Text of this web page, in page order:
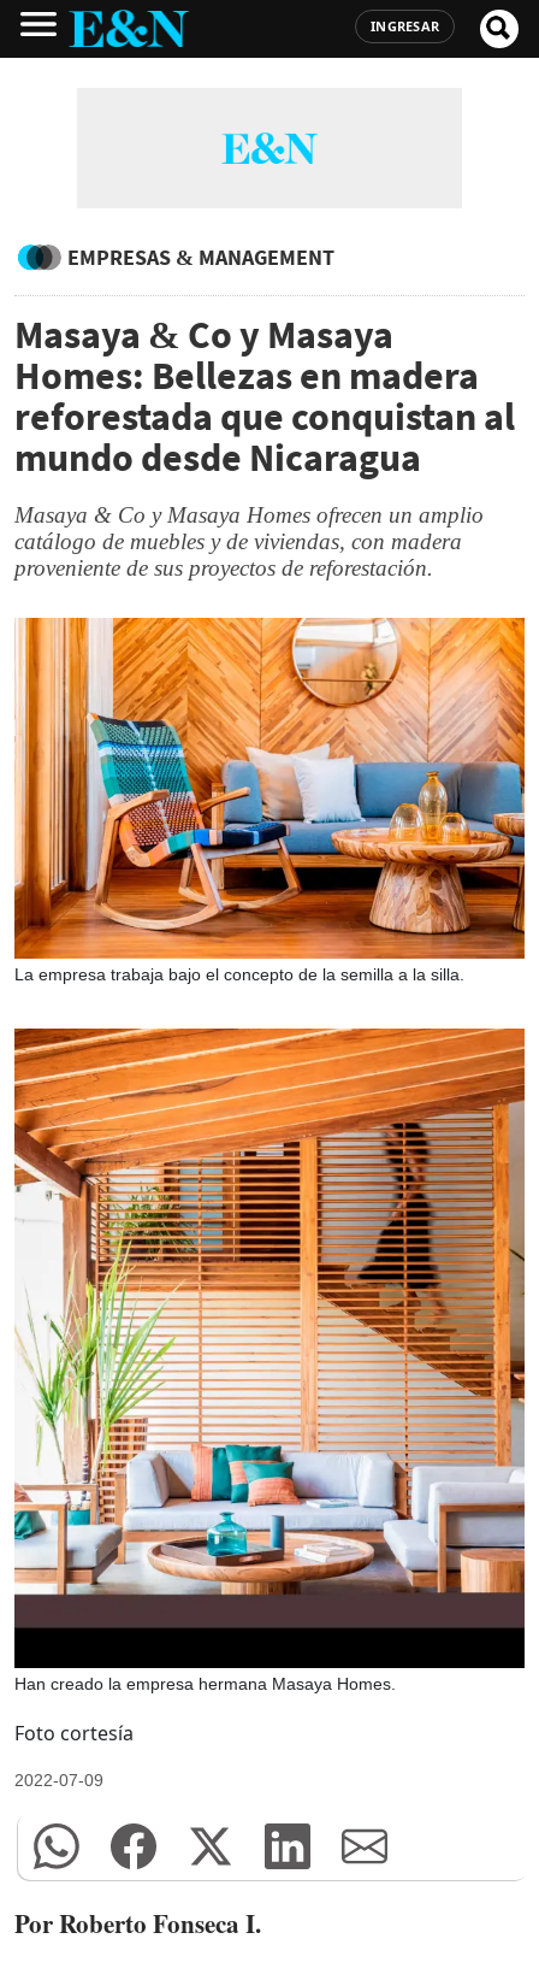
INGRESAR
EMPRESAS & MANAGEMENT
Masaya & Co y Masaya
Homes: Bellezas en madera
reforestada que conquistan al
mundo desde Nicaragua
Masaya & Co y Masaya Homes ofrecen un amplio
catálogo de muebles y de viviendas, con madera
proveniente de sus proyectos de reforestación.
La empresa trabaja bajo el concepto de la semilla a la silla.
Han creado la empresa hermana Masaya Homes.
Foto cortesía
2022-07-09
Por Roberto Fonseca I.